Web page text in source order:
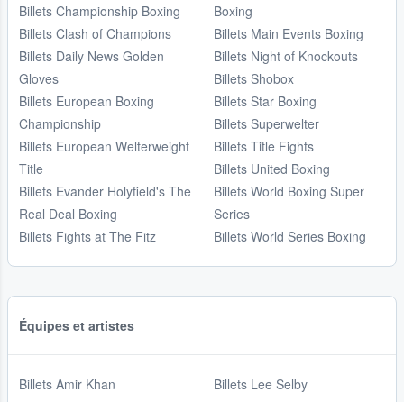
Billets Championship Boxing
Billets Clash of Champions
Billets Daily News Golden
Gloves
Billets European Boxing
Championship
Billets European Welterweight
Title
Billets Evander Holyfield's The
Real Deal Boxing
Billets Fights at The Fitz
Boxing
Billets Main Events Boxing
Billets Night of Knockouts
Billets Shobox
Billets Star Boxing
Billets Superwelter
Billets Title Fights
Billets United Boxing
Billets World Boxing Super
Series
Billets World Series Boxing
Équipes et artistes
Billets Amir Khan
Billets Lee Selby